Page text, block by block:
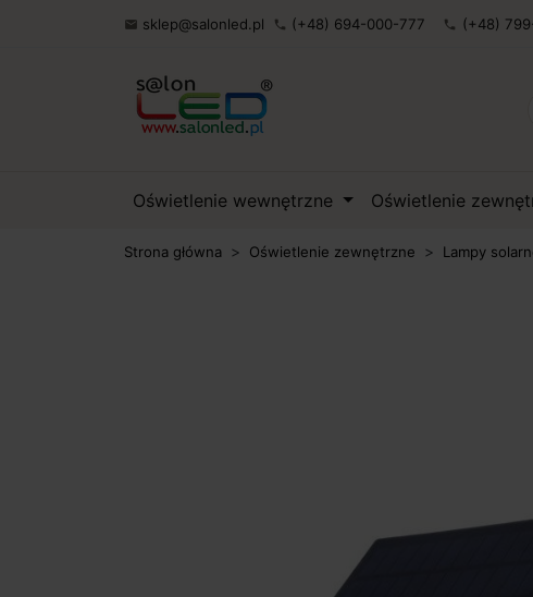
 sklep@salonled.pl phone (+48) 694-000-777 phone (+48)
Oświetlenie wewnętrzne Oświetlenie
Strona główna Oświetlenie zewnętrzne Lampy